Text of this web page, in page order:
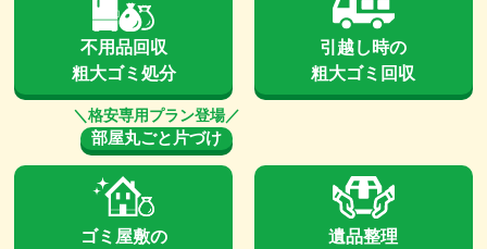
不用品回収
粗大ゴミ処分
引越し時の
粗大ゴミ回収
部屋丸ごと片づけ
ゴミ屋敷の
遺品整理